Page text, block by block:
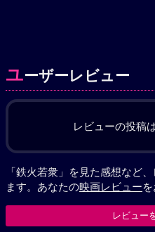
ユーザーレビュー
レビューの投稿
「鉄火若衆」を見た感想など
ます。あなたの映画レビュー
レビュー